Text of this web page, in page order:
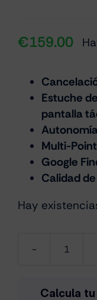
€159.00
Estuche
pantalla
Multi-Point
Google
Calidad
Hay
JBL
Beam